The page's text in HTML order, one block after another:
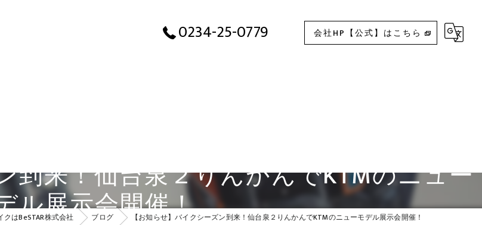
0234-25-0779 会社HP【公式】はこちら
到来！仙台泉２りんかんでKTMのニュー
ル展示会開催！
クはBeSTAR株式会社 ブログ 【お知らせ】バイクシーズン到来！仙台泉２りんかんでKTMのニューモデル展示会開催！